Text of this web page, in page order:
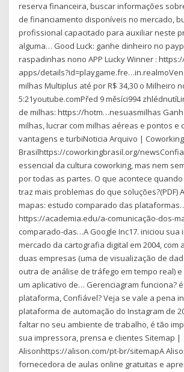
reserva financeira, buscar informações
de financiamento disponíveis no mercado,
profissional capacitado para auxiliar neste
alguma… Good Luck: ganhe dinheiro no
raspadinhas nono APP Lucky Winner :
apps/
milhas Multiplus até por R$ 34,30 o Milheiro
5:21youtube.comPřed 9 měsíci994
de milhas: https://hotm…nesuasmilhas
milhas, lucrar com milhas aéreas e pontos e
vantagens e turbiNoticia Arquivo | Coworking
Brasilhttps://coworkingbrasil.org/
essencial da cultura coworking, mas nem
por todas as partes. O que acontece
traz mais problemas do que soluções?(PDF)
mapas: estudo comparado das
https://academia.edu/a-comunicação-dos-
comparado-das…A Google Inc17. iniciou sua
mercado da cartografia digital em 2004, com
duas empresas (uma de visualização de
outra de análise de tráfego em tempo real)
um aplicativo de… Gerenciagram funciona?
plataforma, Confiável? Veja se vale a pena
plataforma de automação do Instagram de
faltar no seu ambiente de trabalho, é tão
sua impressora, prensa e clientes Sitemap |
Alisonhttps://alison.com/pt-br/sitemapA
fornecedora de aulas online gratuitas e